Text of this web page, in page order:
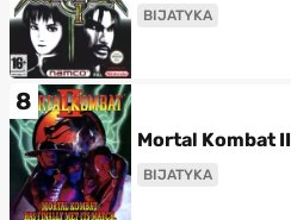
BIJATYKA
8
Mortal Kombat II
BIJATYKA